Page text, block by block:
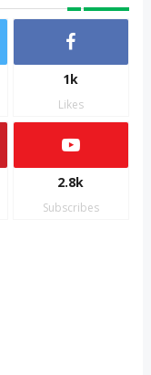
1k
Likes
2.8k
Subscribes